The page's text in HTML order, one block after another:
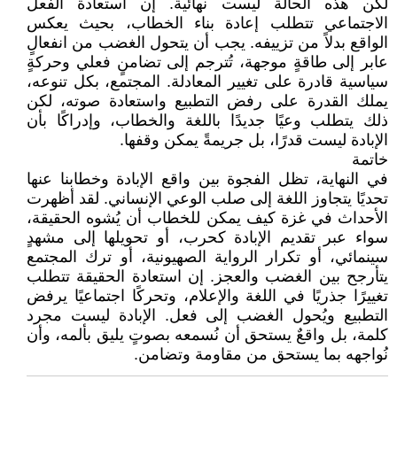
لكن هذه الحالة ليست نهائية. إن استعادة الفعل
الاجتماعي تتطلب إعادة بناء الخطاب، بحيث يعكس
الواقع بدلاً من تزييفه. يجب أن يتحول الغضب من انفعالٍ
عابر إلى طاقةٍ موجهة، تُترجم إلى تضامنٍ فعلي وحركةٍ
سياسية قادرة على تغيير المعادلة. المجتمع، بكل تنوعه،
يملك القدرة على رفض التطبيع واستعادة صوته، لكن
ذلك يتطلب وعيًا جديدًا باللغة والخطاب، وإدراكًا بأن
الإبادة ليست قدرًا، بل جريمةً يمكن وقفها.
خاتمة
في النهاية، تظل الفجوة بين واقع الإبادة وخطابنا عنها
تحديًا يتجاوز اللغة إلى صلب الوعي الإنساني. لقد أظهرت
الأحداث في غزة كيف يمكن للخطاب أن يُشوه الحقيقة،
سواء عبر تقديم الإبادة كحرب، أو تحويلها إلى مشهدٍ
سينمائي، أو تكرار الرواية الصهيونية، أو ترك المجتمع
يتأرجح بين الغضب والعجز. إن استعادة الحقيقة تتطلب
تغييرًا جذريًا في اللغة والإعلام، وتحركًا اجتماعيًا يرفض
التطبيع ويُحول الغضب إلى فعل. الإبادة ليست مجرد
كلمة، بل واقعٌ يستحق أن نُسمعه بصوتٍ يليق بألمه، وأن
نُواجهه بما يستحق من مقاومة وتضامن.